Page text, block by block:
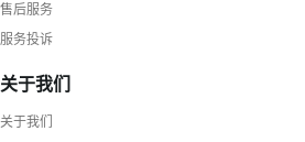
售后服务
服务投诉
关于我们
关于我们